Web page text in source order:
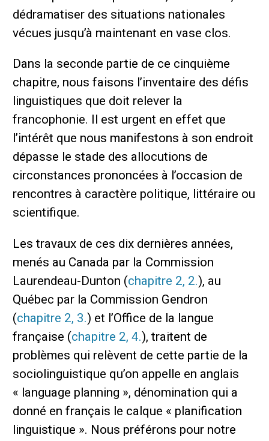
dédramatiser des situations nationales
vécues jusqu’à maintenant en vase clos.
Dans la seconde partie de ce cinquième
chapitre, nous faisons l’inventaire des défis
linguistiques que doit relever la
francophonie. Il est urgent en effet que
l’intérêt que nous manifestons à son endroit
dépasse le stade des allocutions de
circonstances prononcées à l’occasion de
rencontres à caractère politique, littéraire ou
scientifique.
Les travaux de ces dix dernières années,
menés au Canada par la Commission
Laurendeau-Dunton (chapitre 2, 2.), au
Québec par la Commission Gendron
(chapitre 2, 3.) et l’Office de la langue
française (chapitre 2, 4.), traitent de
problèmes qui relèvent de cette partie de la
sociolinguistique qu’on appelle en anglais
« language planning », dénomination qui a
donné en français le calque « planification
linguistique ». Nous préférons pour notre